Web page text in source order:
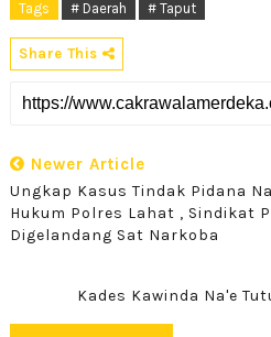
Tags # Daerah # Taput
Share This
Newer Article
Ungkap Kasus Tindak Pidana
Hukum Polres Lahat , Sindikat
Digelandang Sat Narkoba
Kades Kawinda Na'e